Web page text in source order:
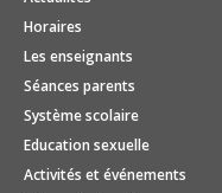
Horaires
Les enseignants
Séances parents
Système scolaire
Education sexuelle
Activités et événements